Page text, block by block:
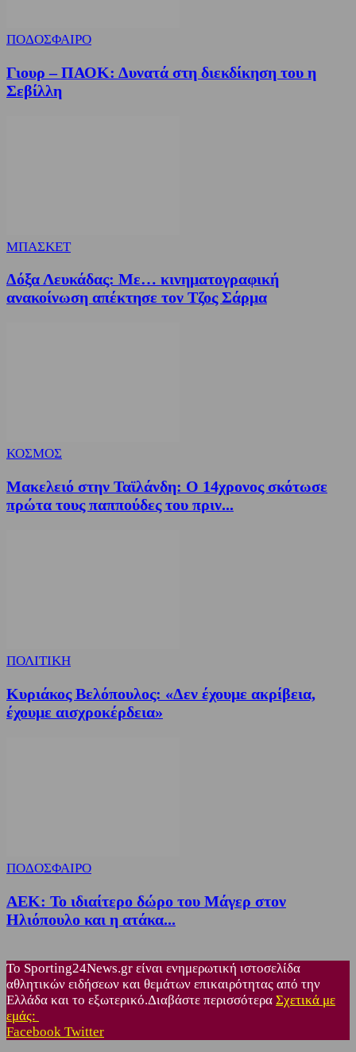
ΠΟΔΟΣΦΑΙΡΟ
Γιουρ – ΠΑΟΚ: Δυνατά στη διεκδίκηση του η
Σεβίλλη
ΜΠΑΣΚΕΤ
Δόξα Λευκάδας: Με… κινηματογραφική
ανακοίνωση απέκτησε τον Τζος Σάρμα
ΚΟΣΜΟΣ
Μακελειό στην Ταϊλάνδη: Ο 14χρονος σκότωσε
πρώτα τους παππούδες του πριν...
ΠΟΛΙΤΙΚΗ
Κυριάκος Βελόπουλος: «Δεν έχουμε ακρίβεια,
έχουμε αισχροκέρδεια»
ΠΟΔΟΣΦΑΙΡΟ
ΑΕΚ: Το ιδιαίτερο δώρο του Μάγερ στον
Ηλιόπουλο και η ατάκα...
Το Sporting24News.gr είναι ενημερωτική ιστοσελίδα
αθλητικών ειδήσεων και θεμάτων επικαιρότητας από την
Ελλάδα και το εξωτερικό.Διαβάστε περισσότερα Σχετικά με
εμάς:
Facebook Twitter